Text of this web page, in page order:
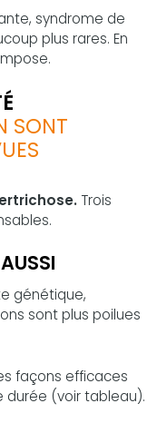
syndrome de
plus rares. En
SONT
Trois
génétique,
sont plus poilues
façons efficaces
durée (voir tableau).